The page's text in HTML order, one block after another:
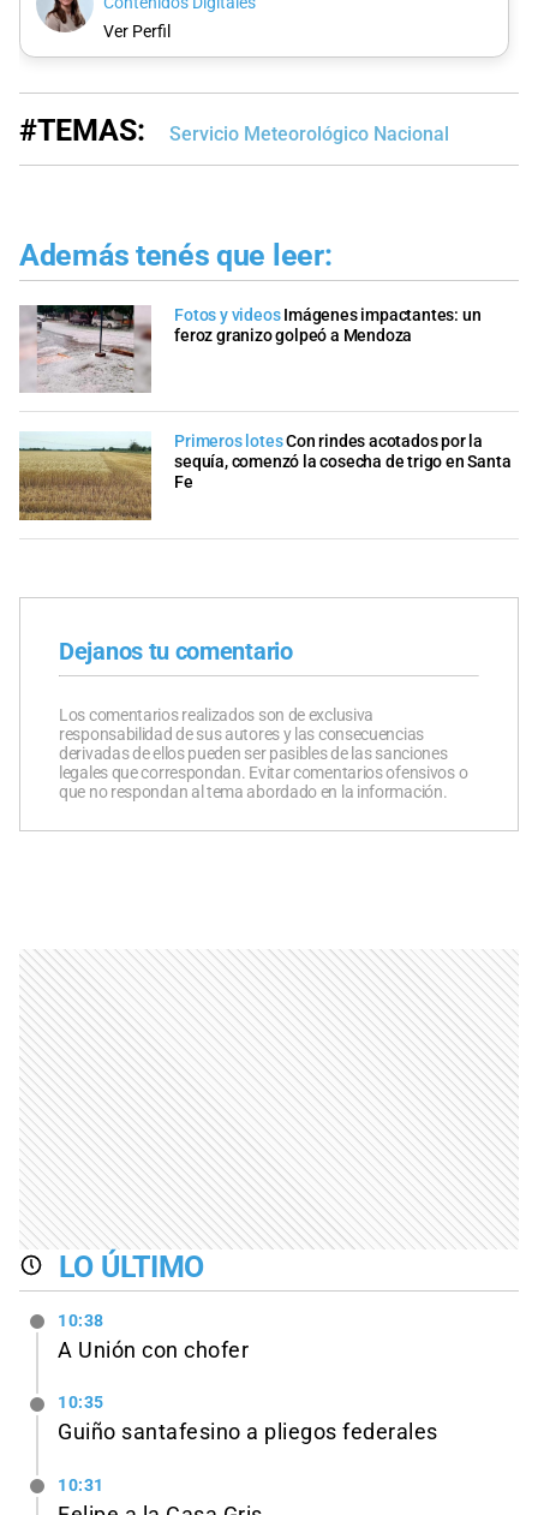
Ver Perfil
#TEMAS: Servicio Meteorológico Nacional
Además tenés que leer:
Fotos y videos Imágenes impactantes: un
feroz granizo golpeó a Mendoza
Primeros lotesCon rindes acotados por la
sequía, comenzó la cosecha de trigo en Santa
Fe
Dejanos tu comentario
Los comentarios realizados son de exclusiva
responsabilidad de sus autores y las consecuencias
derivadas de ellos pueden ser pasibles de las sanciones
legales que correspondan. Evitar comentarios ofensivos o
que no respondan al tema abordado en la información.
LO ÚLTIMO
10:38
A Unión con chofer
10:35
Guiño santafesino a pliegos federales
10:31